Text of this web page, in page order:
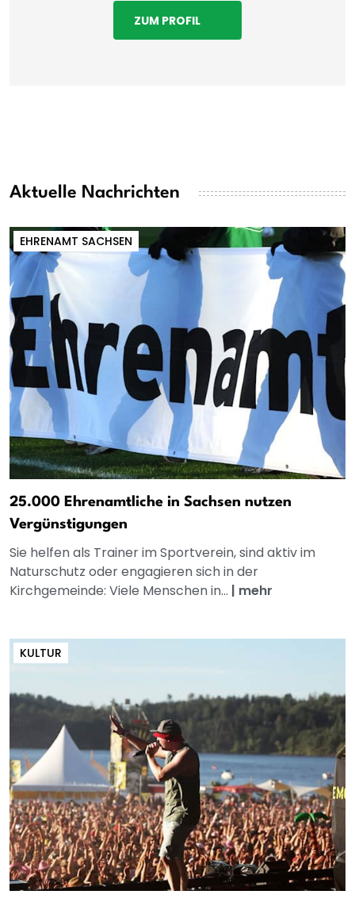
ZUM PROFIL
Aktuelle Nachrichten
EHRENAMT SACHSEN
25.000 Ehrenamtliche in Sachsen nutzen
Vergünstigungen
Sie helfen als Trainer im Sportverein, sind aktiv im
Naturschutz oder engagieren sich in der
Kirchgemeinde: Viele Menschen in... | mehr
KULTUR